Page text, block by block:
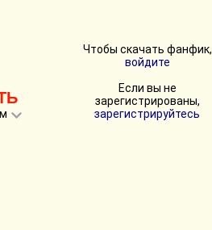
Чтобы скачать фанфик,
войдите
Если вы не
зарегистрированы,
зарегистрируйтесь